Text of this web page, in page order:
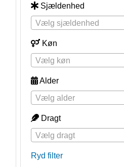
Sjældenhed
Vælg sjældenhed
Køn
Vælg køn
Alder
Vælg alder
Dragt
Vælg dragt
Ryd filter